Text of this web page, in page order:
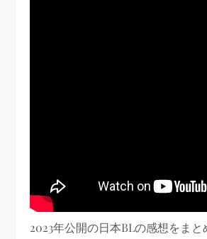
2023年公開の日本BLの感想をまと